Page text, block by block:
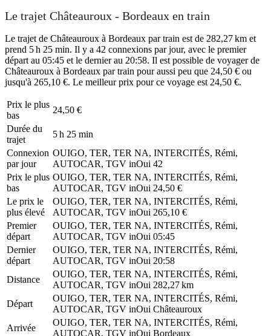
Le trajet Châteauroux - Bordeaux en train
Le trajet de Châteauroux à Bordeaux par train est de 282,27 km et
prend 5 h 25 min. Il y a 42 connexions par jour, avec le premier
départ au 05:45 et le dernier au 20:58. Il est possible de voyager de
Châteauroux à Bordeaux par train pour aussi peu que 24,50 € ou
jusqu'à 265,10 €. Le meilleur prix pour ce voyage est 24,50 €.
Prix ​​le plus
bas
24,50 €
Durée du
trajet
5 h 25 min
Connexion
par jour
OUIGO, TER, TER NA, INTERCITÉS, Rémi,
AUTOCAR, TGV inOui 42
Prix ​​le plus
bas
OUIGO, TER, TER NA, INTERCITÉS, Rémi,
AUTOCAR, TGV inOui 24,50 €
Le prix le
plus élevé
OUIGO, TER, TER NA, INTERCITÉS, Rémi,
AUTOCAR, TGV inOui 265,10 €
Premier
départ
OUIGO, TER, TER NA, INTERCITÉS, Rémi,
AUTOCAR, TGV inOui 05:45
Dernier
départ
OUIGO, TER, TER NA, INTERCITÉS, Rémi,
AUTOCAR, TGV inOui 20:58
Distance
OUIGO, TER, TER NA, INTERCITÉS, Rémi,
AUTOCAR, TGV inOui 282,27 km
Départ
OUIGO, TER, TER NA, INTERCITÉS, Rémi,
AUTOCAR, TGV inOui Châteauroux
Arrivée
OUIGO, TER, TER NA, INTERCITÉS, Rémi,
AUTOCAR, TGV inOui Bordeaux